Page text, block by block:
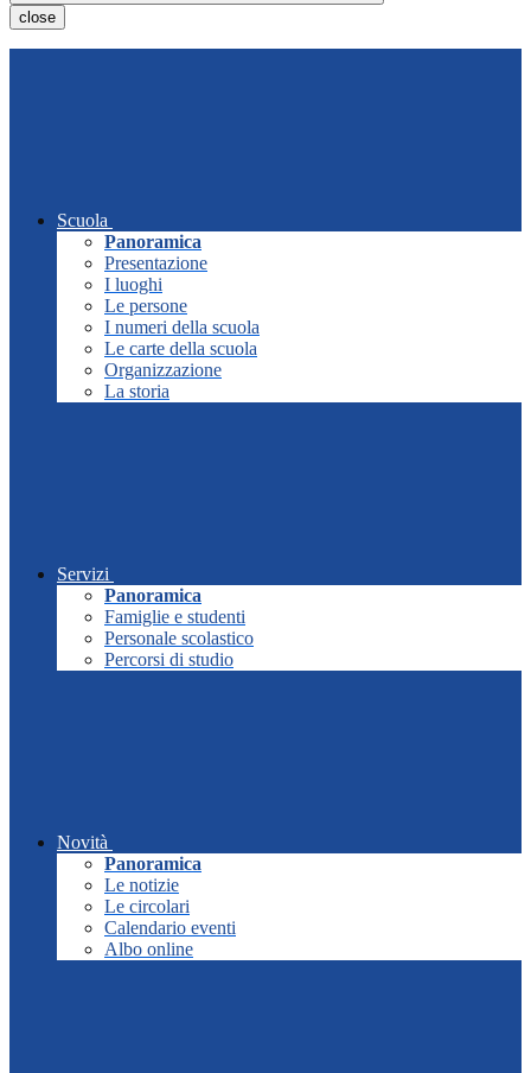
close
Scuola
Panoramica
Presentazione
I luoghi
Le persone
I numeri della scuola
Le carte della scuola
Organizzazione
La storia
Servizi
Panoramica
Famiglie e studenti
Personale scolastico
Percorsi di studio
Novità
Panoramica
Le notizie
Le circolari
Calendario eventi
Albo online